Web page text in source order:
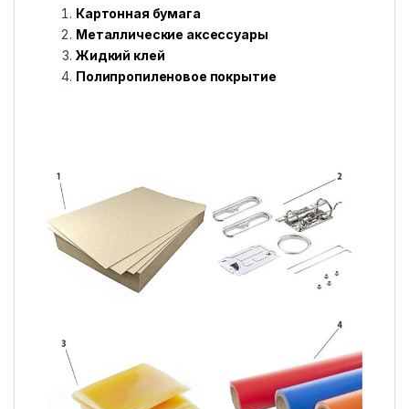
Картонная бумага
Металлические аксессуары
Жидкий клей
Полипропиленовое покрытие